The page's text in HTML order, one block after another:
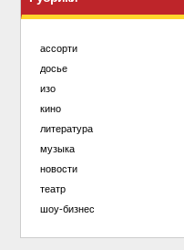
ассорти
досье
изо
кино
литература
музыка
новости
театр
шоу-бизнес